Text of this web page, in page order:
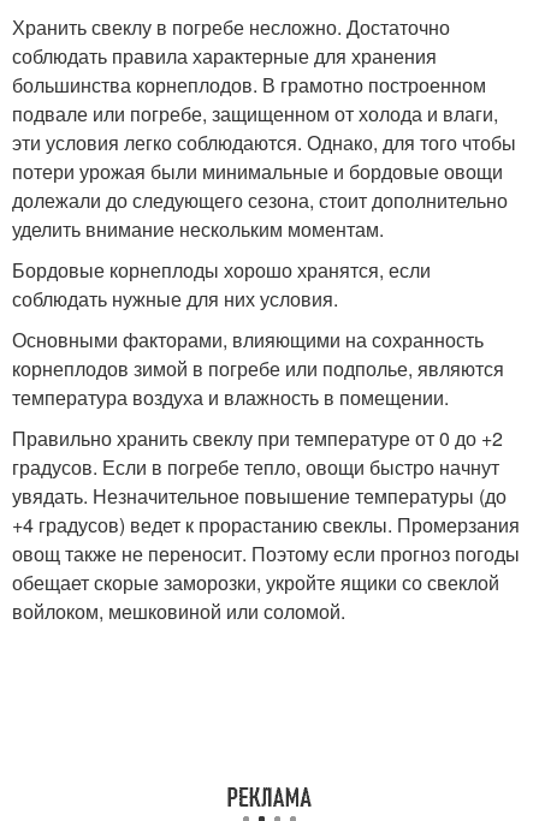
Хранить свеклу в погребе несложно. Достаточно
соблюдать правила характерные для хранения
большинства корнеплодов. В грамотно построенном
подвале или погребе, защищенном от холода и влаги,
эти условия легко соблюдаются. Однако, для того чтобы
потери урожая были минимальные и бордовые овощи
долежали до следующего сезона, стоит дополнительно
уделить внимание нескольким моментам.
Бордовые корнеплоды хорошо хранятся, если
соблюдать нужные для них условия.
Основными факторами, влияющими на сохранность
корнеплодов зимой в погребе или подполье, являются
температура воздуха и влажность в помещении.
Правильно хранить свеклу при температуре от 0 до +2
градусов. Если в погребе тепло, овощи быстро начнут
увядать. Незначительное повышение температуры (до
+4 градусов) ведет к прорастанию свеклы. Промерзания
овощ также не переносит. Поэтому если прогноз погоды
обещает скорые заморозки, укройте ящики со свеклой
войлоком, мешковиной или соломой.